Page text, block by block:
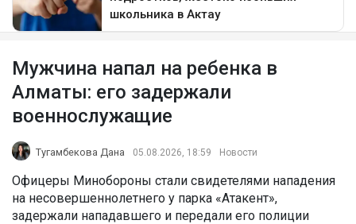
Мужчина напал на ребенка в
Алматы: его задержали
военнослужащие
Тугамбекова Дана 05.08.2026, 18:59 Новости
Офицеры Минобороны стали свидетелями нападения
на несовершеннолетнего у парка «Атакент»,
задержали нападавшего и передали его полиции